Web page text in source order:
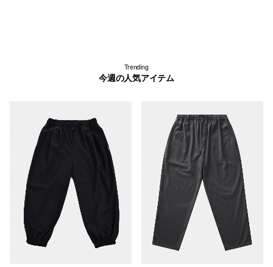
Trending
今週の人気アイテム